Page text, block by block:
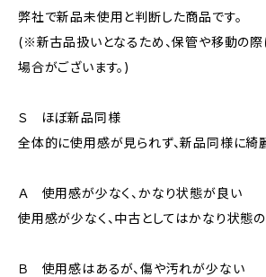
弊社で新品未使用と判断した商品です。
(※新古品扱いとなるため、保管や移動の際
場合がございます。)
Ｓ ほぼ新品同様
全体的に使用感が見られず、新品同様に綺
Ａ 使用感が少なく、かなり状態が良い
使用感が少なく、中古としてはかなり状態
Ｂ 使用感はあるが、傷や汚れが少ない